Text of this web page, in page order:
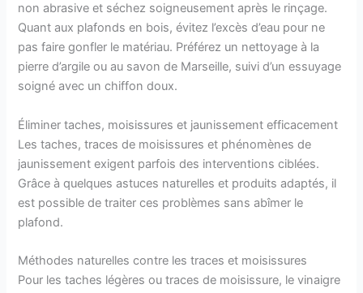
non abrasive et séchez soigneusement après le rinçage.
Quant aux plafonds en bois, évitez l’excès d’eau pour ne
pas faire gonfler le matériau. Préférez un nettoyage à la
pierre d’argile ou au savon de Marseille, suivi d’un essuyage
soigné avec un chiffon doux.
Éliminer taches, moisissures et jaunissement efficacement
Les taches, traces de moisissures et phénomènes de
jaunissement exigent parfois des interventions ciblées.
Grâce à quelques astuces naturelles et produits adaptés, il
est possible de traiter ces problèmes sans abîmer le
plafond.
Méthodes naturelles contre les traces et moisissures
Pour les taches légères ou traces de moisissure, le vinaigre